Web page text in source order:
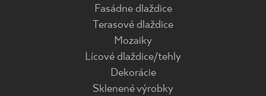
Fasádne dlaždice
Terasové dlaždice
Mozaiky
Lícové dlaždice/tehly
Dekorácie
Sklenené výrobky